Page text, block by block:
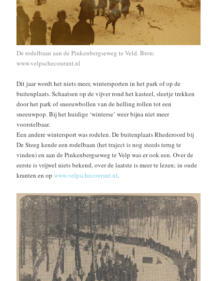
De rodelbaan aan de Pinkenbergseweg te Veld. Bron:
www.velpschecourant.nl
Dit jaar wordt het niets meer, wintersporten in het park of op de
buitenplaats. Schaatsen op de vijver rond het kasteel, sleetje trekken
door het park of sneeuwbollen van de helling rollen tot een
sneeuwpop. Bij het huidige ‘winterse’ weer bijna niet meer
voorstelbaar.
Een andere wintersport was rodelen. De buitenplaats Rhederoord bij
De Steeg kende een rodelbaan (het traject is nog steeds terug te
vinden) en aan de Pinkenbergseweg te Velp was er ook een. Over de
eerste is vrijwel niets bekend, over de laatste is meer te lezen; in oude
kranten en opwww.velpschecourant.nl.